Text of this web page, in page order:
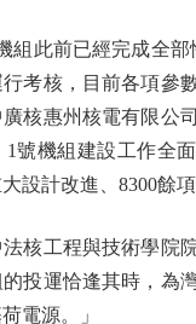
此前已經完成全部
考核，目前各項參
核惠州核電有限公
號機組建設工作全
設計改進、8300餘項
工程與技術學院院
投運恰逢其時，為
電源。」